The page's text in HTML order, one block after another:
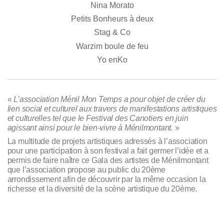
Nina Morato
Petits Bonheurs à deux
Stag & Co
Warzim boule de feu
Yo enKo
«L’association Ménil Mon Temps a pour objet de créer du
lien social et culturel aux travers de manifestations artistiques
et culturelles tel que le Festival des Canotiers en juin
agissant ainsi pour le bien-vivre à Ménilmontant. »
La multitude de projets artistiques adressés à l’association
pour une participation à son festival a fait germer l’idée et a
permis de faire naître ce Gala des artistes de Ménilmontant
que l’association propose au public du 20ème
arrondissement afin de découvrir par la même occasion la
richesse et la diversité de la scène artistique du 20ème.